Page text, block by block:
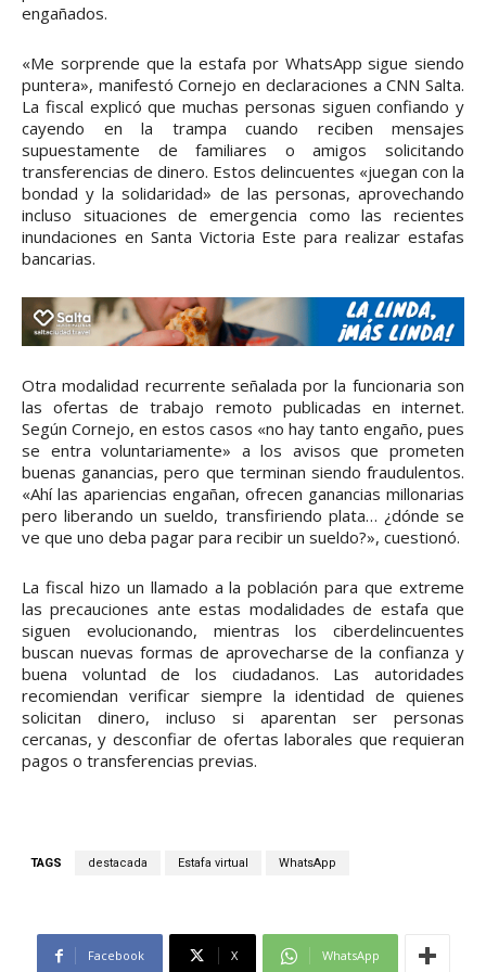
engañados.
«Me sorprende que la estafa por WhatsApp sigue siendo
puntera», manifestó Cornejo en declaraciones a CNN Salta.
La fiscal explicó que muchas personas siguen confiando y
cayendo en la trampa cuando reciben mensajes
supuestamente de familiares o amigos solicitando
transferencias de dinero. Estos delincuentes «juegan con la
bondad y la solidaridad» de las personas, aprovechando
incluso situaciones de emergencia como las recientes
inundaciones en Santa Victoria Este para realizar estafas
bancarias.
Otra modalidad recurrente señalada por la funcionaria son
las ofertas de trabajo remoto publicadas en internet.
Según Cornejo, en estos casos «no hay tanto engaño, pues
se entra voluntariamente» a los avisos que prometen
buenas ganancias, pero que terminan siendo fraudulentos.
«Ahí las apariencias engañan, ofrecen ganancias millonarias
pero liberando un sueldo, transfiriendo plata… ¿dónde se
ve que uno deba pagar para recibir un sueldo?», cuestionó.
La fiscal hizo un llamado a la población para que extreme
las precauciones ante estas modalidades de estafa que
siguen evolucionando, mientras los ciberdelincuentes
buscan nuevas formas de aprovecharse de la confianza y
buena voluntad de los ciudadanos. Las autoridades
recomiendan verificar siempre la identidad de quienes
solicitan dinero, incluso si aparentan ser personas
cercanas, y desconfiar de ofertas laborales que requieran
pagos o transferencias previas.
TAGS destacada Estafa virtual WhatsApp
Facebook X WhatsApp